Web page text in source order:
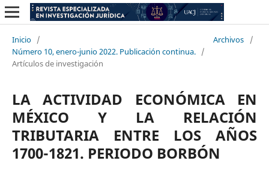
Inicio / Archivos
/
Número 10, enero-junio 2022. Publicación continua. /
Artículos de investigación
LA ACTIVIDAD ECONÓMICA EN
MÉXICO Y LA RELACIÓN
TRIBUTARIA ENTRE LOS AÑOS
1700-1821. PERIODO BORBÓN